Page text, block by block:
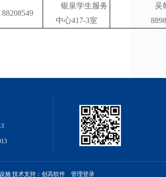
88208549
银泉学生服务
中心417-3室
吴
施 技术支持： 创高软件 管理登录